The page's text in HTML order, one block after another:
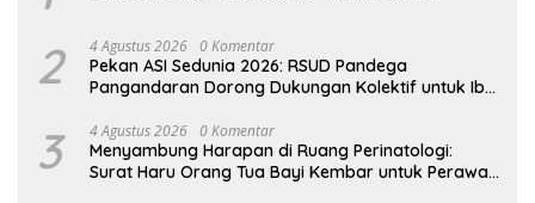
2 4 Agustus 2026 0 Komentar
Pekan ASI Sedunia 2026: RSUD Pandega
Pangandaran Dorong Dukungan Kolektif untuk Ibu
3 4 Agustus 2026 0 Komentar
Menyambung Harapan di Ruang Perinatologi:
Surat Haru Orang Tua Bayi Kembar untuk Perawat